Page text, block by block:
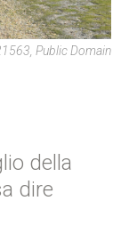
Public Domain
della
dire